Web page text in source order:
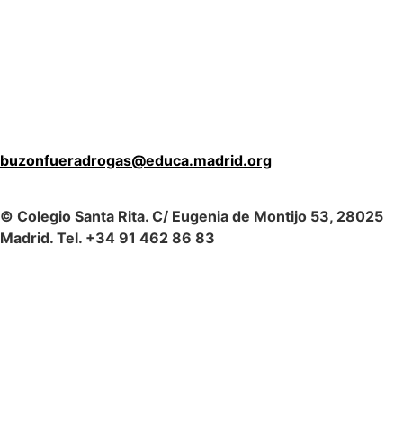
buzonfueradrogas@educa.madrid.org
© Colegio Santa Rita. C/ Eugenia de Montijo 53, 28025
Madrid. Tel. +34 91 462 86 83